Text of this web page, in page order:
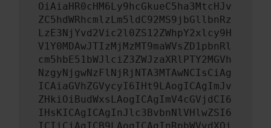
OiAiaHR0cHM6Ly9hcGkueC5ha3MtcHJv
ZC5hdWRhcmlzLm5ldC92MS9jbGllbnRz
LzE3NjYvd2Vic2l0ZS12ZWhpY2xlcy9H
V1Y0MDAwJTIzMjMzMT9maWVsZD1pbnRl
cm5hbE51bWJlciZ3ZWJzaXRlPTY2MGVh
NzgyNjgwNzFlNjRjNTA3MTAwNCIsCiAg
ICAiaGVhZGVycyI6IHt9LAogICAgImJv
ZHkiOiBudWxsLAogICAgImV4cGVjdCI6
IHsKICAgICAgInJlc3BvbnNlVHlwZSI6